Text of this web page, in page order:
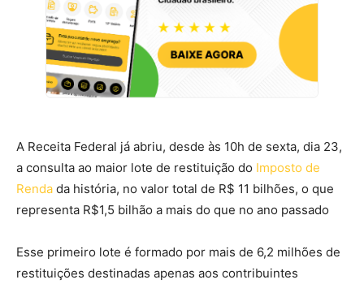
A Receita Federal já abriu, desde às 10h de sexta, dia 23,
a consulta ao maior lote de restituição do Imposto de
Renda da história, no valor total de R$ 11 bilhões, o que
representa R$1,5 bilhão a mais do que no ano passado
Esse primeiro lote é formado por mais de 6,2 milhões de
restituições destinadas apenas aos contribuintes